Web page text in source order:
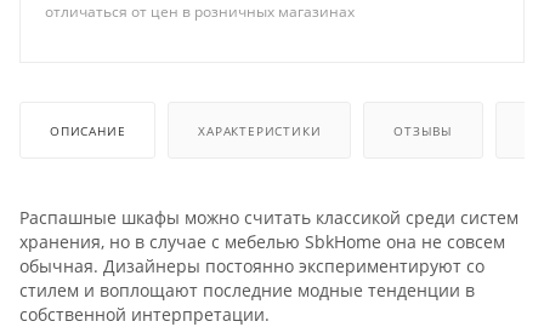
отличаться от цен в розничных магазинах
ОПИСАНИЕ ХАРАКТЕРИСТИКИ ОТЗЫВЫ
Распашные шкафы можно считать классикой среди систем
хранения, но в случае с мебелью SbkHome она не совсем
обычная. Дизайнеры постоянно экспериментируют со
стилем и воплощают последние модные тенденции в
собственной интерпретации.